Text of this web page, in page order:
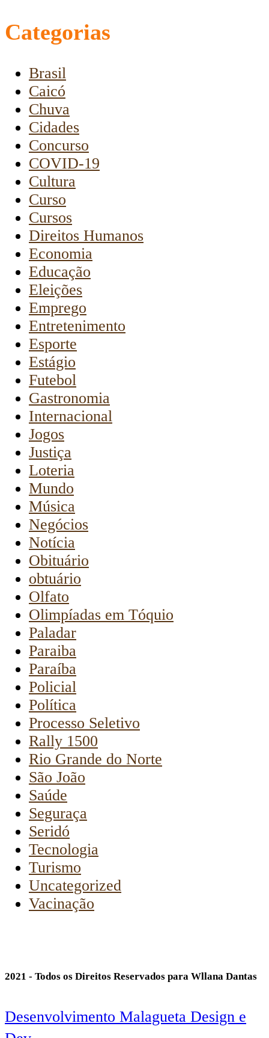
Categorias
Brasil
Caicó
Chuva
Cidades
Concurso
COVID-19
Cultura
Curso
Cursos
Direitos Humanos
Economia
Educação
Eleições
Emprego
Entretenimento
Esporte
Estágio
Futebol
Gastronomia
Internacional
Jogos
Justiça
Loteria
Mundo
Música
Negócios
Notícia
Obituário
obtuário
Olfato
Olimpíadas em Tóquio
Paladar
Paraiba
Paraíba
Policial
Política
Processo Seletivo
Rally 1500
Rio Grande do Norte
São João
Saúde
Seguraça
Seridó
Tecnologia
Turismo
Uncategorized
Vacinação
2021 - Todos os Direitos Reservados para Wllana Dantas
Desenvolvimento Malagueta Design e